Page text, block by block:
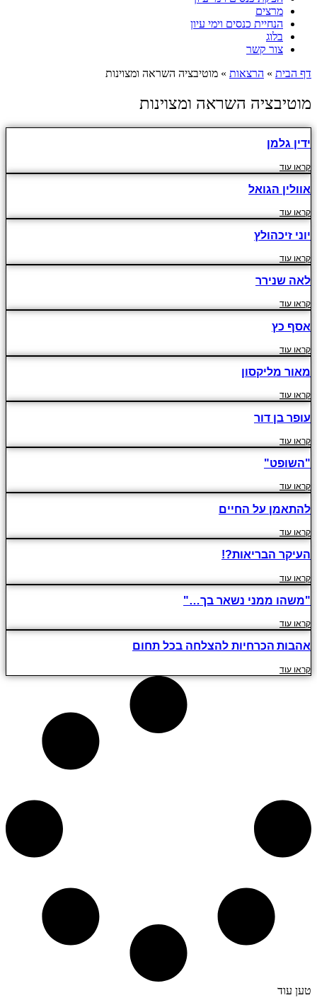
מרצים
הנחיית כנסים וימי עיון
בלוג
צור קשר
דף הבית » הרצאות » מוטיבציה השראה ומצוינות
מוטיבציה השראה ומצוינות
ידין גלמן
קראו עוד
אוולין הגואל
קראו עוד
יוני זיכהולץ
קראו עוד
לאה שנירר
קראו עוד
אסף כץ
קראו עוד
מאור מליקסון
קראו עוד
עופר בן דור
קראו עוד
"השופט"
קראו עוד
להתאמן על החיים
קראו עוד
העיקר הבריאות?!
קראו עוד
"משהו ממני נשאר בך…"
קראו עוד
אהבות הכרחיות להצלחה בכל תחום
קראו עוד
טען עוד